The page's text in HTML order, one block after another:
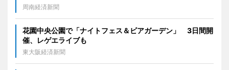
周南経済新聞
花園中央公園で「ナイトフェス＆ビアガーデン」 3日間開
催、レゲエライブも
東大阪経済新聞